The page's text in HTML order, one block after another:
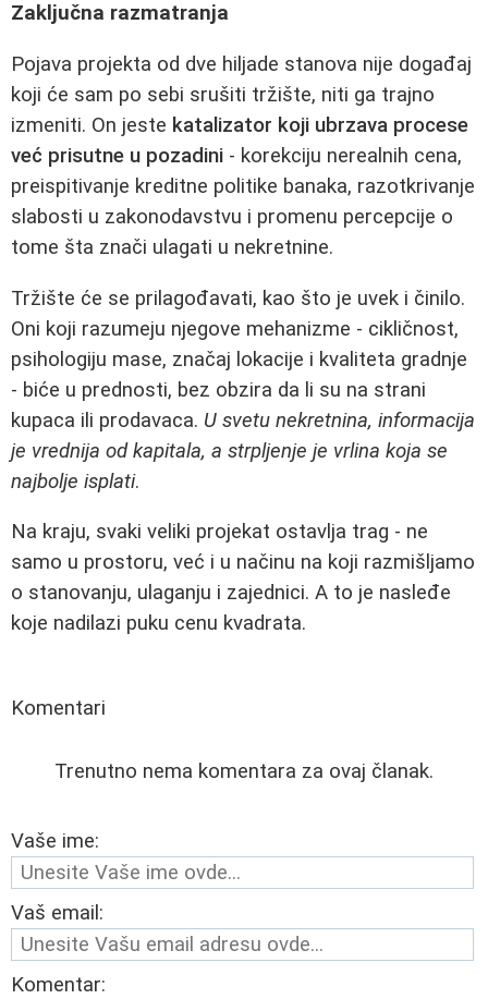
Zaključna razmatranja
Pojava projekta od dve hiljade stanova nije događaj
koji će sam po sebi srušiti tržište, niti ga trajno
izmeniti. On jeste katalizator koji ubrzava procese
već prisutne u pozadini - korekciju nerealnih cena,
preispitivanje kreditne politike banaka, razotkrivanje
slabosti u zakonodavstvu i promenu percepcije o
tome šta znači ulagati u nekretnine.
Tržište će se prilagođavati, kao što je uvek i činilo.
Oni koji razumeju njegove mehanizme - cikličnost,
psihologiju mase, značaj lokacije i kvaliteta gradnje
- biće u prednosti, bez obzira da li su na strani
kupaca ili prodavaca. U svetu nekretnina, informacija
je vrednija od kapitala, a strpljenje je vrlina koja se
najbolje isplati.
Na kraju, svaki veliki projekat ostavlja trag - ne
samo u prostoru, već i u načinu na koji razmišljamo
o stanovanju, ulaganju i zajednici. A to je nasleđe
koje nadilazi puku cenu kvadrata.
Komentari
Trenutno nema komentara za ovaj članak.
Vaše ime:
Vaš email:
Komentar: